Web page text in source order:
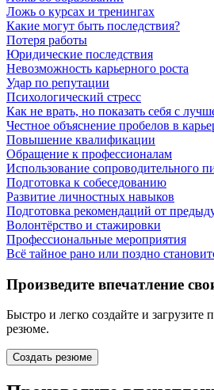
Ложь о курсах и тренингах
Какие могут быть последствия?
Потеря работы
Юридические последствия
Невозможность карьерного роста
Удар по репутации
Психологический стресс
Как не врать, но показать себя с
Честное объяснение пробелов в
Повышение квалификации
Обращение к профессионалам
Использование сопроводительного
Подготовка к собеседованию
Развитие личностных навыков
Подготовка рекомендаций от
Волонтёрство и стажировки
Профессиональные мероприятия
Всё тайное рано или поздно
Произведите впечатление
Быстро и легко создайте и загрузите
резюме.
Создать резюме